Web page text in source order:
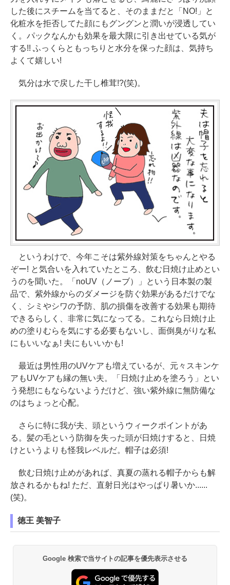
した後にスチームを当てると、そのままだと「NO!」と
化粧水を拒否してた顔にもグングンと潤いが浸透してい
く。パックなんかも効果を最大限に引き出せている気が
する!! ふっくらともっちりと水分を保った顔は、気持ち
よくて嬉しい!
気分は水で戻した干し椎茸!?(笑)。
というわけで、今年こそは紫外線対策をちゃんとやる
ぞー! と気合いを入れていたところ、飲む日焼け止めとい
うのを聞いた。「noUV（ノーブ）」という日本製の製
品で、紫外線からのダメージを防ぐ効果があるだけでな
く、シミやシワの予防、肌の損傷を改善する効果も期待
できるらしく、非常に気になってる。これなら日焼け止
めの塗りむらを気にする必要もないし、面倒臭がりな私
にもいいなぁ! 夫にもいいかも!
最近は男性用のUVケアも増えているが、元々スキンケ
アもUVケアも縁の無い夫。「日焼け止めを塗ろう」とい
う発想にもならないようだけど、強い紫外線に無防備な
のはちょっと心配。
さらに特に我が夫、頭というウィークポイントがあ
る。髪の毛という防御を失った頭が日焼けすると、日焼
けというよりも怪我レベルだ。帽子は必須!
飲む日焼け止めがあれば、真夏の蒸れる帽子からも解
放されるかもね! ただ、直射日光はやっぱり暑いか......
(笑)。
徳王 美智子
Google 検索で当サイトの記事を優先表示させる